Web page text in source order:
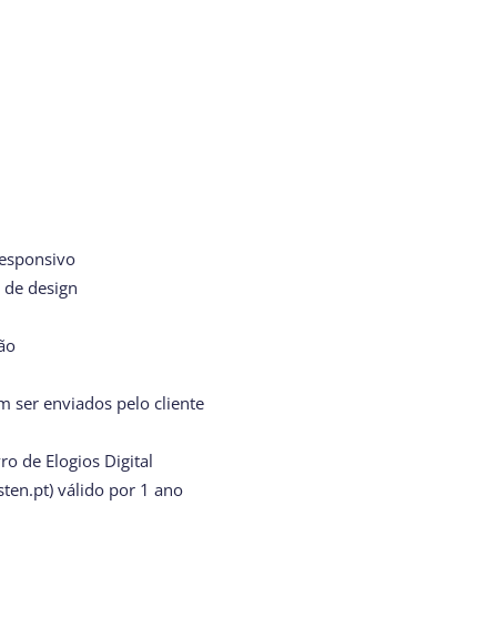
design
ser enviados pelo cliente
de Elogios Digital
válido por 1 ano